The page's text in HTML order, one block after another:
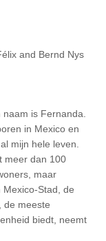
and Bernd Nys
naam is Fernanda.
in Mexico en
mijn hele leven.
meer dan 100
maar
Mexico-Stad, de
de meeste
biedt, neemt